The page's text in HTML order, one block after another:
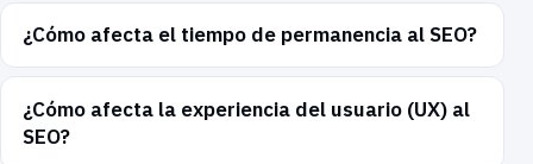
¿Cómo afecta el tiempo de permanencia al SEO?
¿Cómo afecta la experiencia del usuario (UX) al
SEO?